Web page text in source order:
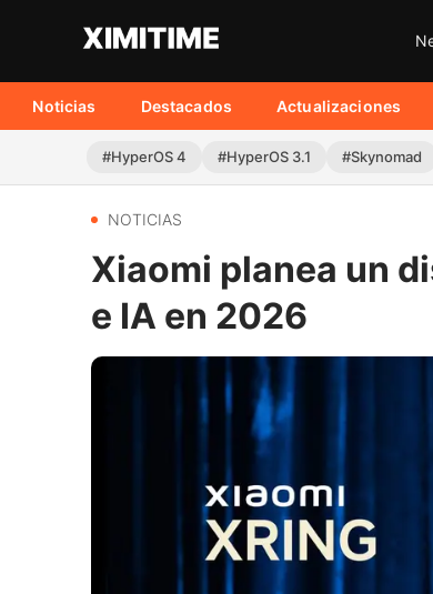
Noticias Destacados Actualizaciones
#HyperOS 4 #HyperOS 3.1 #Skynomad
NOTICIAS
Xiaomi planea un
e IA en 2026